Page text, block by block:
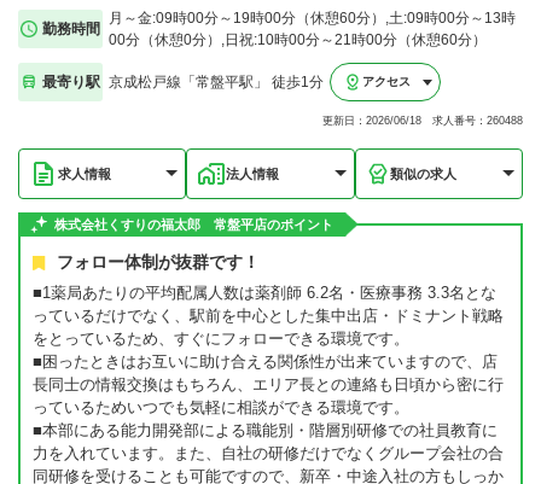
勤務時間
月～金:09時00分～19時00分（休憩60分）,土:09時00分～13時
00分（休憩0分）,日祝:10時00分～21時00分（休憩60分）
最寄り駅 京成松戸線「常盤平駅」 徒歩1分 アクセス
更新日：2026/06/18 求人番号：260488
求人情報 法人情報 類似の求人
株式会社くすりの福太郎 常盤平店のポイント
フォロー体制が抜群です！
■1薬局あたりの平均配属人数は薬剤師 6.2名・医療事務 3.3名とな
っているだけでなく、駅前を中心とした集中出店・ドミナント戦略
をとっているため、すぐにフォローできる環境です。
■困ったときはお互いに助け合える関係性が出来ていますので、店
長同士の情報交換はもちろん、エリア長との連絡も日頃から密に行
っているためいつでも気軽に相談ができる環境です。
■本部にある能力開発部による職能別・階層別研修での社員教育に
力を入れています。また、自社の研修だけでなくグループ会社の合
同研修を受けることも可能ですので、新卒・中途入社の方もしっか